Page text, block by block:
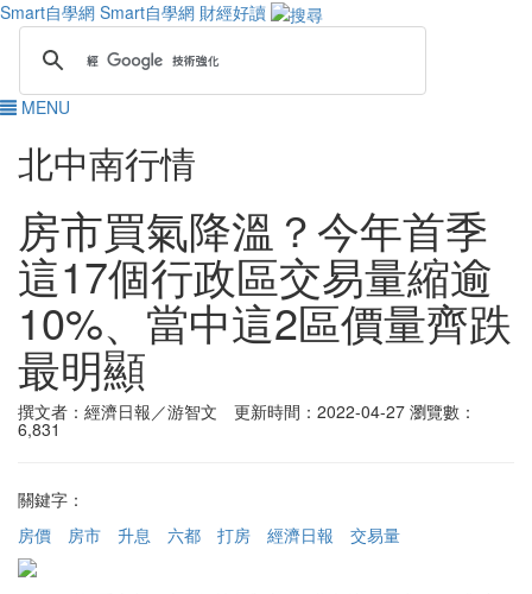
Smart自學網 Smart自學網 財經好讀
MENU
北中南行情
房市買氣降溫？今年首季
這17個行政區交易量縮逾
10%、當中這2區價量齊跌
最明顯
撰文者：經濟日報／游智文 更新時間：2022-04-27 瀏覽數：
6,831
關鍵字：
房價
房市 升息 六都 打房 經濟日報 交易量